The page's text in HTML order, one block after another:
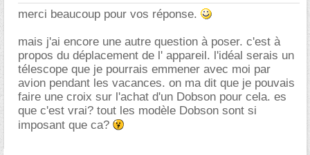
merci beaucoup pour vos réponse.
mais j'ai encore une autre question à poser. c'est à
propos du déplacement de l' appareil. l'idéal serais un
télescope que je pourrais emmener avec moi par
avion pendant les vacances. on ma dit que je pouvais
faire une croix sur l'achat d'un Dobson pour cela. es
que c'est vrai? tout les modèle Dobson sont si
imposant que ca?